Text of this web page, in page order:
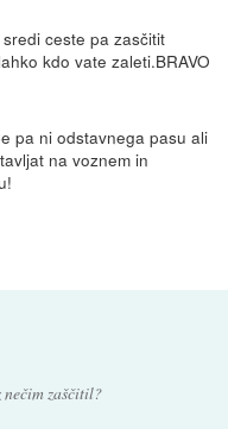
ceste pa zasčitit
kdo vate zaleti.BRAVO
pa ni odstavnega pasu ali
na voznem in
zaščitil?